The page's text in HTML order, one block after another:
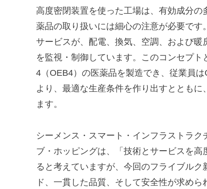
高度密閉装置を使った工場は、有効成分
薬品の取り扱いには細心の注意が必要で
サービスが、配電、換気、空調、および
を監視・制御しています。このコンセプ
4（OEB4）の医薬品を製造でき、従業員
より、最適な生産条件を作り出すととも
ます。
シーメンス・スマート・インフラストラ
ブ・ホッピングは、「技術とサービスを
ると考えていますが、今回のフライブル
ド、一貫した品質、そして安全性が求め